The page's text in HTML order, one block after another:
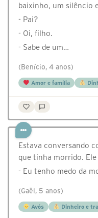
baixinho, um silêncio
- Pai?
- Oi, filho.
- Sabe de um…
(Benício, 4 anos)
Amor e família
Estava conversando
que tinha morrido.
- Eu tenho medo da
(Gaël, 5 anos)
Avós Dinheiro e